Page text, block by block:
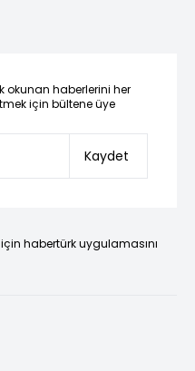
okunan haberlerini her
için bültene üye
Kaydet
habertürk uygulamasını